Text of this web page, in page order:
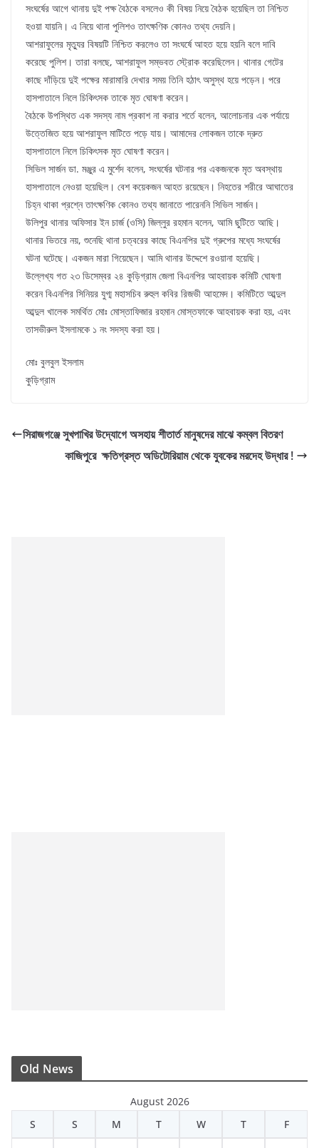
সংঘর্ষের আগে থানায় দুই পক্ষ বৈঠকে বসলেও কী বিষয় নিয়ে বৈঠক হয়েছিল তা নিশ্চিত
হওয়া যায়নি। এ নিয়ে থানা পুলিশও তাৎক্ষণিক কোনও তথ্য দেয়নি।
আশরাফুলের মৃত্যুর বিষয়টি নিশ্চিত করলেও তা সংঘর্ষে আহত হয়ে হয়নি বলে দাবি
করেছে পুলিশ। তারা বলছে, আশরাফুল সম্ভবত স্ট্রোক করেছিলেন। থানার গেটের
কাছে দাঁড়িয়ে দুই পক্ষের মারামারি দেখার সময় তিনি হঠাৎ অসুস্থ হয়ে পড়েন। পরে
হাসপাতালে নিলে চিকিৎসক তাকে মৃত ঘোষণা করেন।
বৈঠকে উপস্থিত এক সদস্য নাম প্রকাশ না করার শর্তে বলেন, আলোচনার এক পর্যায়ে
উত্তেজিত হয়ে আশরাফুল মাটিতে পড়ে যায়। আমাদের লোকজন তাকে দ্রুত
হাসপাতালে নিলে চিকিৎসক মৃত ঘোষণা করেন।
সিভিল সার্জন ডা. মঞ্জুর এ মুর্শেদ বলেন, সংঘর্ষের ঘটনার পর একজনকে মৃত অবস্থায়
হাসপাতালে নেওয়া হয়েছিল। বেশ কয়েকজন আহত রয়েছেন। নিহতের শরীরে আঘাতের
চিহ্ন থাকা প্রশ্নে তাৎক্ষণিক কোনও তথ্য জানাতে পারেননি সিভিল সার্জন।
উলিপুর থানার অফিসার ইন চার্জ (ওসি) জিল্লুর রহমান বলেন, আমি ছুটিতে আছি।
থানার ভিতরে নয়, শুনেছি থানা চত্বরের কাছে বিএনপির দুই গ্রুপের মধ্যে সংঘর্ষের
ঘটনা ঘটেছে। একজন মারা গিয়েছেন। আমি থানার উদ্দেশে রওয়ানা হয়েছি।
উল্লেখ্য গত ২৩ ডিসেম্বর ২৪ কুড়িগ্রাম জেলা বিএনপির আহবায়ক কমিটি ঘোষণা
করেন বিএনপির সিনিয়র যুগ্ম মহাসচিব রুহুল কবির রিজভী আহমেদ। কমিটিতে আব্দুল
আব্দুল খালেক সমর্থিত মোঃ মোস্তাফিজার রহমান মোস্তফাকে আহবায়ক করা হয়, এবং
তাসভীরুল ইসলামকে ১ নং সদস্য করা হয়।
মোঃ বুলবুল ইসলাম
কুড়িগ্রাম
সিরাজগঞ্জে সুখপাখির উদ্যোগে অসহায় শীতার্ত মানুষদের মাঝে কম্বল বিতরণ
কাজিপুরে ক্ষতিগ্রস্ত অডিটোরিয়াম থেকে যুবকের মরদেহ উদ্ধার !
Old News
August 2026
S
S M T W T F